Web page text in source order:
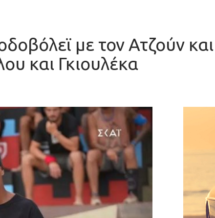
με τον Ατζούν
και Γκιουλέκα